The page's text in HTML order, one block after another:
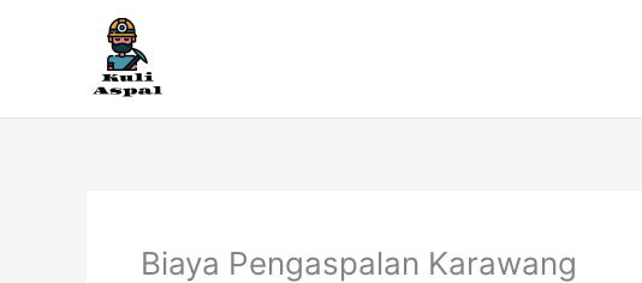
Biaya Pengaspalan Karawang